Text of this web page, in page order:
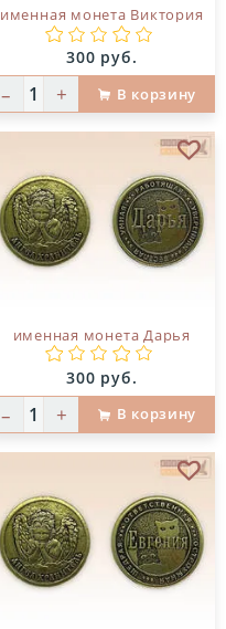
именная монета Виктория
Цена:
300 руб.
– + В корзину
именная монета Дарья
Цена:
300 руб.
– + В корзину
В
В